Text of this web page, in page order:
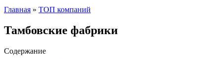
Главная » ТОП компаний
Тамбовские фабрики
Содержание